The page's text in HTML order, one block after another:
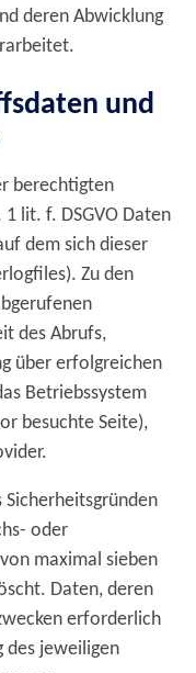
deren Abwicklung
und
berechtigten
1 lit. f. DSGVO Daten
dem sich dieser
Zu den
des Abrufs,
über erfolgreichen
Betriebssystem
besuchte Seite),
oder
maximal sieben
Daten, deren
erforderlich
des jeweiligen